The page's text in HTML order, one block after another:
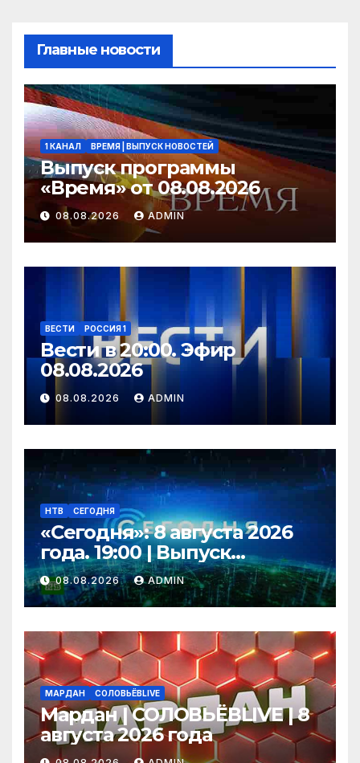
Главные новости
1 КАНАЛ ВРЕМЯ | ВЫПУСК НОВОСТЕЙ
Выпуск программы
«Время» от 08.08.2026
08.08.2026 ADMIN
ВЕСТИ РОССИЯ 1
Вести в 20:00. Эфир
08.08.2026
08.08.2026 ADMIN
НТВ СЕГОДНЯ
«Сегодня»: 8 августа 2026
года. 19:00 | Выпуск
новостей | Новости НТВ
08.08.2026 ADMIN
МАРДАН СОЛОВЬЁВLIVE
Мардан | СОЛОВЬЁВLIVE | 8
августа 2026 года